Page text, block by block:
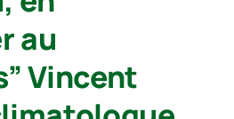
au
Vincent